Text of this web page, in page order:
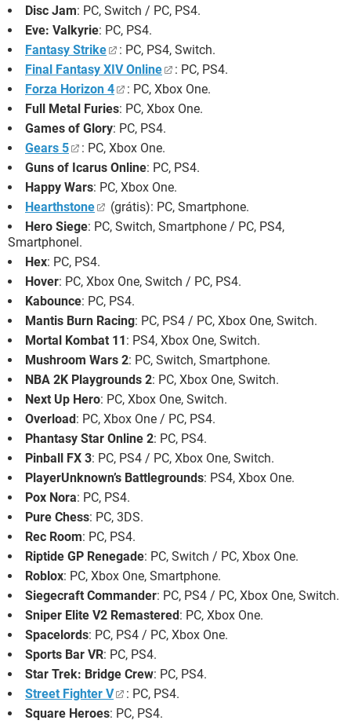
Disc Jam: PC, Switch / PC, PS4.
Eve: Valkyrie: PC, PS4.
Fantasy Strike
: PC, PS4, Switch.
Final Fantasy XIV Online
: PC, PS4.
Forza Horizon 4
: PC, Xbox One.
Full Metal Furies: PC, Xbox One.
Games of Glory: PC, PS4.
Gears 5
: PC, Xbox One.
Guns of Icarus Online: PC, PS4.
Happy Wars: PC, Xbox One.
Hearthstone
(grátis): PC, Smartphone.
Hero Siege: PC, Switch, Smartphone / PC, PS4,
Smartphonel.
Hex: PC, PS4.
Hover: PC, Xbox One, Switch / PC, PS4.
Kabounce: PC, PS4.
Mantis Burn Racing: PC, PS4 / PC, Xbox One, Switch.
Mortal Kombat 11: PS4, Xbox One, Switch.
Mushroom Wars 2: PC, Switch, Smartphone.
NBA 2K Playgrounds 2: PC, Xbox One, Switch.
Next Up Hero: PC, Xbox One, Switch.
Overload: PC, Xbox One / PC, PS4.
Phantasy Star Online 2: PC, PS4.
Pinball FX 3: PC, PS4 / PC, Xbox One, Switch.
PlayerUnknown’s Battlegrounds: PS4, Xbox One.
Pox Nora: PC, PS4.
Pure Chess: PC, 3DS.
Rec Room: PC, PS4.
Riptide GP Renegade: PC, Switch / PC, Xbox One.
Roblox: PC, Xbox One, Smartphone.
Siegecraft Commander: PC, PS4 / PC, Xbox One, Switch.
Sniper Elite V2 Remastered: PC, Xbox One.
Spacelords: PC, PS4 / PC, Xbox One.
Sports Bar VR: PC, PS4.
Star Trek: Bridge Crew: PC, PS4.
Street Fighter V
: PC, PS4.
Square Heroes: PC, PS4.